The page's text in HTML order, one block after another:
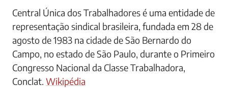
Central Única dos Trabalhadores é uma entidade de
representação sindical brasileira, fundada em 28 de
agosto de 1983 na cidade de São Bernardo do
Campo, no estado de São Paulo, durante o Primeiro
Congresso Nacional da Classe Trabalhadora,
Conclat. Wikipédia